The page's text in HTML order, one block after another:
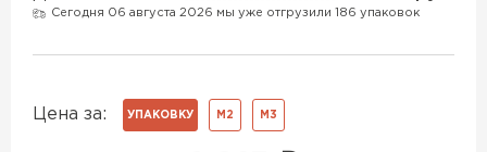
Сегодня 06 августа 2026 мы уже отгрузили 186 упаковок
Цена за: УПАКОВКУ М2 М3
ПЕРЕЙТИ
Утеплитель Дирок